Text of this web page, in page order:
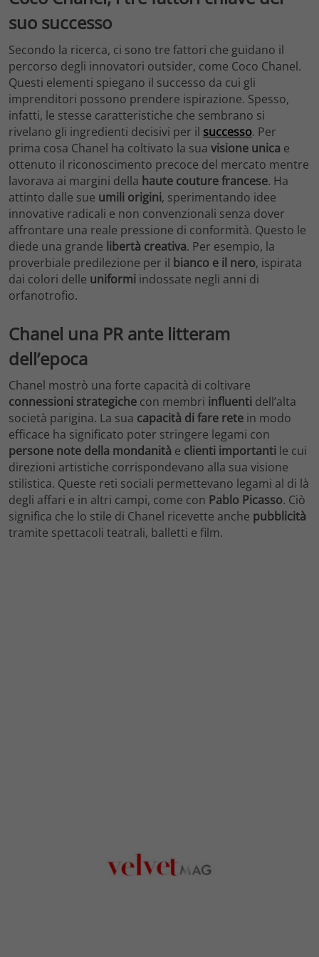
suo successo
Secondo la ricerca, ci sono tre fattori che guidano il
percorso degli innovatori outsider, come Coco Chanel.
Questi elementi spiegano il successo da cui gli
imprenditori possono prendere ispirazione. Spesso,
infatti, le stesse caratteristiche che sembrano si
rivelano gli ingredienti decisivi per il successo. Per
prima cosa Chanel ha coltivato la sua visione unica e
ottenuto il riconoscimento precoce del mercato mentre
lavorava ai margini della haute couture francese. Ha
attinto dalle sue umili origini, sperimentando idee
innovative radicali e non convenzionali senza dover
affrontare una reale pressione di conformità. Questo le
diede una grande libertà creativa. Per esempio, la
proverbiale predilezione per il bianco e il nero, ispirata
dai colori delle uniformi indossate negli anni di
orfanotrofio.
Chanel una PR ante litteram
dell’epoca
Chanel mostrò una forte capacità di coltivare
connessioni strategiche con membri influenti dell’alta
società parigina. La sua capacità di fare rete in modo
efficace ha significato poter stringere legami con
persone note della mondanità e clienti importanti le cui
direzioni artistiche corrispondevano alla sua visione
stilistica. Queste reti sociali permettevano legami al di là
degli affari e in altri campi, come con Pablo Picasso. Ciò
significa che lo stile di Chanel ricevette anche pubblicità
tramite spettacoli teatrali, balletti e film.